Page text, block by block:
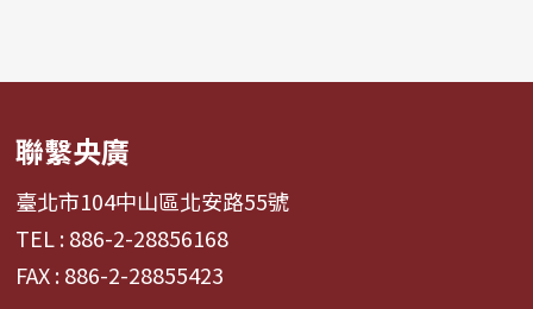
聯繫央廣
臺北市104中山區北安路55號
TEL : 886-2-28856168
FAX : 886-2-28855423